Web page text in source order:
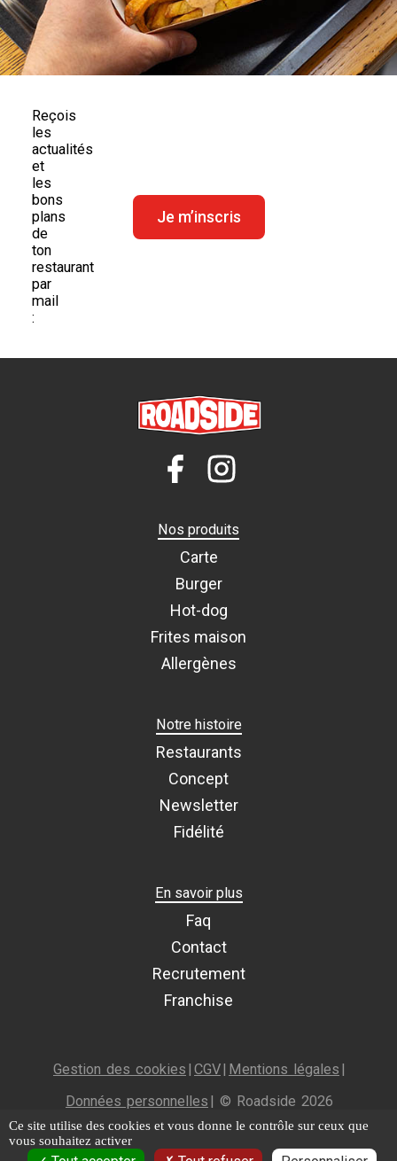
Reçois
les
actualités
et
les
bons
plans
de
ton
restaurant
par
mail
:
Je m’inscris
Nos produits
Carte
Burger
Hot-dog
Frites maison
Allergènes
Notre histoire
Restaurants
Concept
Newsletter
Fidélité
En savoir plus
Faq
Contact
Recrutement
Franchise
Gestion des cookies CGV Mentions légales
Données personnelles
| © Roadside 2026
Ce site utilise des cookies et vous donne le contrôle sur ceux que
vous souhaitez activer